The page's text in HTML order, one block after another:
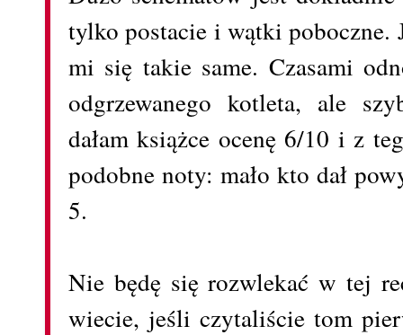
tylko postacie i wątki poboczne.
mi się takie same. Czasami
odgrzewanego kotleta, ale
dałam książce ocenę 6/10 i z
podobne noty: mało kto dał
5.
Nie będę się rozwlekać w tej
wiecie, jeśli czytaliście tom